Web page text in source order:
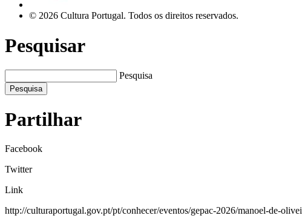
© 2026 Cultura Portugal. Todos os direitos reservados.
Pesquisar
Pesquisa
Pesquisa
Partilhar
Facebook
Twitter
Link
http://culturaportugal.gov.pt/pt/conhecer/eventos/gepac-2026/manoel-de-